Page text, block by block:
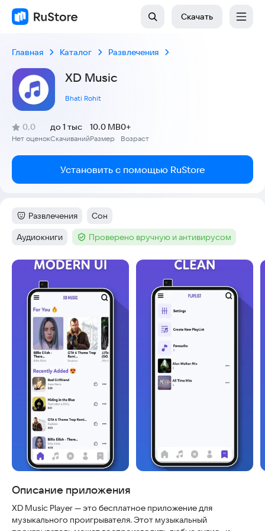
Скачать
Главная Каталог Развлечения
XD Music
Bhati Rohit
Рейтинг:
0,0
(
Нет оценок
)
Скачиваний
до 1 тыс
Размер
10.0 MB
Возраст
0+
Установить с помощью RuStore
Категория:
Развлечения Тег:
Сон
Тег:
Аудиокниги Тег :Проверено вручную и антивирусом
Скриншоты
Описание приложения
XD Music Player — это бесплатное приложение для
музыкального проигрывателя. Этот музыкальный